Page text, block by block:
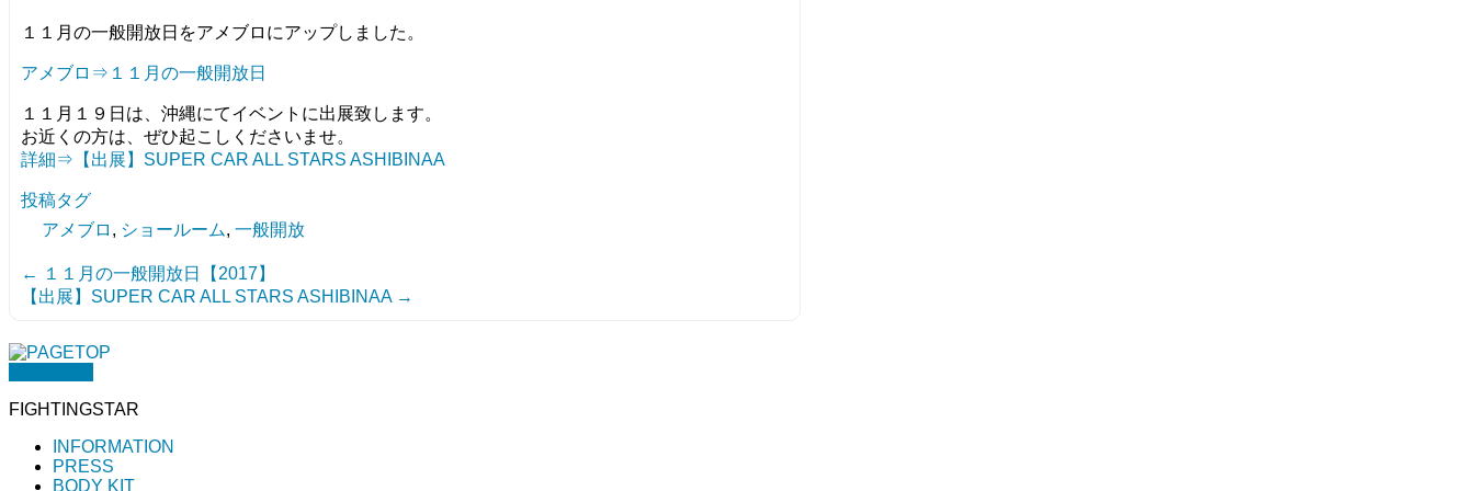
１１月の一般開放日をアメブロにアップしました。
アメブロ⇒１１月の一般開放日
１１月１９日は、沖縄にてイベントに出展致します。
お近くの方は、ぜひ起こしくださいませ。
詳細⇒【出展】SUPER CAR ALL STARS ASHIBINAA
投稿タグ
アメブロ , ショールーム, 一般開放
←
１１月の一般開放日【2017】
【出展】SUPER CAR ALL STARS ASHIBINAA →
FIGHTINGSTAR
INFORMATION
PRESS
BODY KIT